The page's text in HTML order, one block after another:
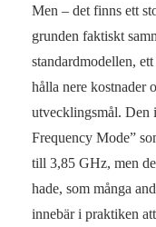
Men – det finns ett
grunden faktiskt
standardmodellen,
hålla nere kostnader
utvecklingsmål. Den
Frequency Mode”
till 3,85 GHz, men
hade, som många
innebär i praktiken